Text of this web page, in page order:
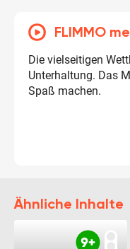
FLIMMO
Die vielseitigen
Unterhaltung. Das
Spaß machen.
Ähnliche Inhalte